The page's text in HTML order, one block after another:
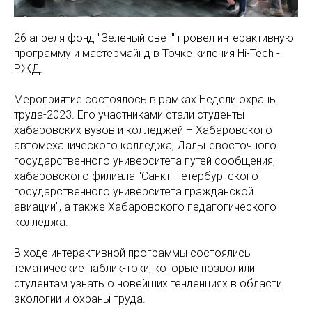
26 апреля фонд "Зеленый свет" провел интерактивную
программу и мастермайнд в Точке кипения Hi-Tech -
РЖД.
Мероприятие состоялось в рамках Недели охраны
труда-2023. Его участниками стали студенты
хабаровских вузов и колледжей – Хабаровского
автомеханического колледжа, Дальневосточного
государственного университета путей сообщения,
хабаровского филиала "Санкт-Петербургского
государственного университета гражданской
авиации", а также Хабаровского педагогического
колледжа.
В ходе интерактивной программы состоялись
тематические паблик-токи, которые позволили
студентам узнать о новейших тенденциях в области
экологии и охраны труда.